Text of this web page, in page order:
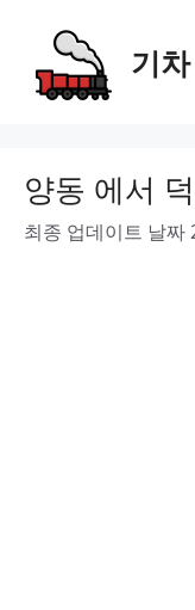
content
기
양동 에서
최종 업데이트 날짜